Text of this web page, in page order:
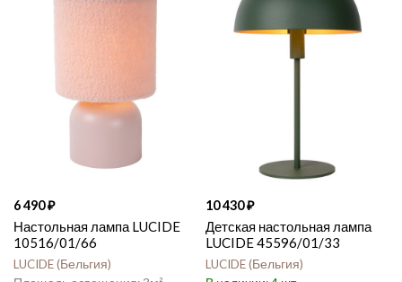
6 490
Настольная лампа LUCIDE
10516/01/66
LUCIDE Бельгия
10 430
Детская настольная лампа
LUCIDE 45596/01/33
LUCIDE Бельгия